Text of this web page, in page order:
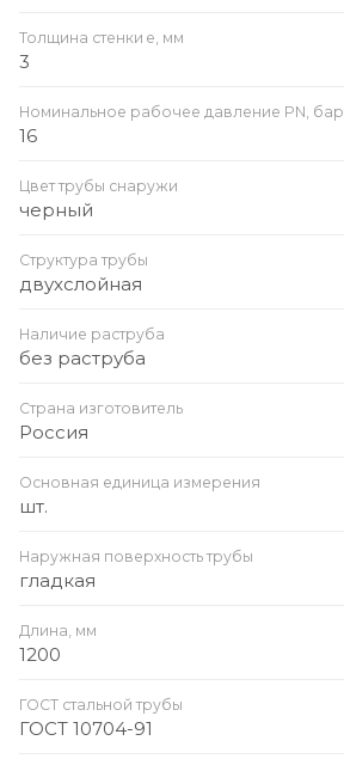
Толщина стенки e, мм
3
Номинальное рабочее давление PN, бар
16
Цвет трубы снаружи
черный
Структура трубы
двухслойная
Наличие раструба
без раструба
Страна изготовитель
Россия
Основная единица измерения
шт.
Наружная поверхность трубы
гладкая
Длина, мм
1200
ГОСТ стальной трубы
ГОСТ 10704-91